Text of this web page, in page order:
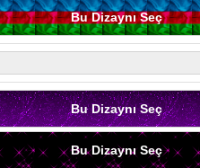
Bu Dizaynı Seç
Bu Dizaynı Seç
Bu Dizaynı Seç